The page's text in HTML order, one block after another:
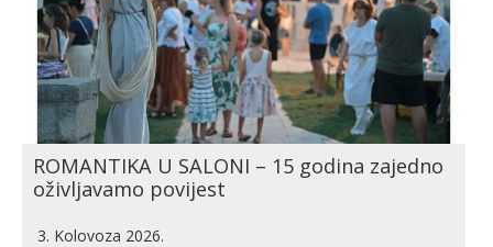
ROMANTIKA U SALONI – 15 godina zajedno
oživljavamo povijest
3. Kolovoza 2026.